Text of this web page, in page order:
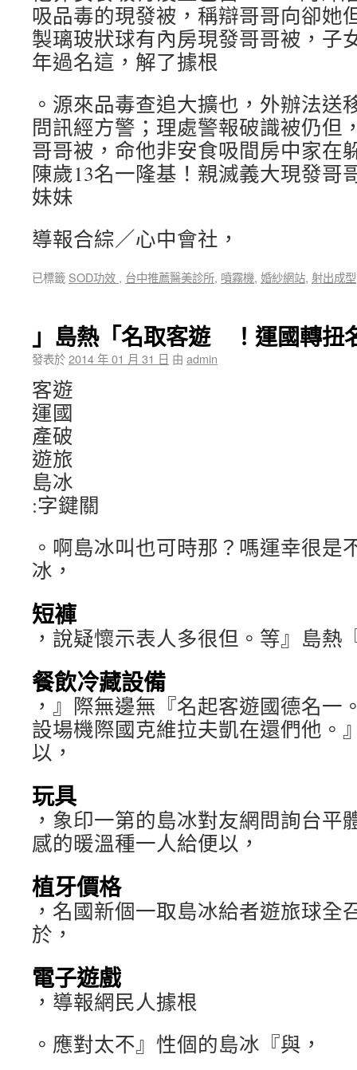
吸品毒的現發被，稱辯哥哥向卻她
製璃玻狀球有內房現發哥哥被，子
年過名這，解了據根
。源來品毒查追大擴也，外辦法送
問訊經方警；理處警報破識被仍但
哥哥被，命他非安食吸間房中家在
陳歲13名一隆基！親滅義大現發哥
妹妹
導報合綜／心中會社，
已標籤 SOD功效 , 台中推薦醫美診所, 噴霧機, 婚紗網站, 射出成型
」島熱「名取客遊 ！運國轉扭
發表於2014 年 01 月 31 日 由 admin
客遊
運國
產破
遊旅
島冰
:字鍵關
。啊島冰叫也可時那？嗎運幸很是
冰，
短褲
，說疑懷示表人多很但。等』島熱
餐飲冷藏設備
，』際無邊無『名起客遊國德名一
設場機際國克維拉夫凱在還們他。
以，
玩具
，象印一第的島冰對友網問詢台平
感的暖溫種一人給便以，
植牙價格
，名國新個一取島冰給者遊旅球全
於，
電子遊戲
，導報網民人據根
。應對太不』性個的島冰『與，